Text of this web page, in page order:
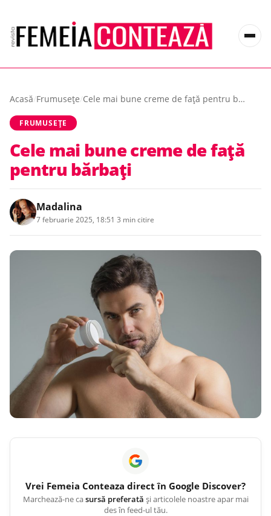
Acasă/Frumusețe/ Cele mai bune creme de față pentru bărbați
FRUMUSEȚE
Cele mai bune creme de față
pentru bărbați
Madalina
7 februarie 2025, 18:51 3 min citire
Vrei Femeia Conteaza direct în Google Discover?
Marchează-ne casursă preferată și articolele noastre apar mai
des în feed-ul tău.